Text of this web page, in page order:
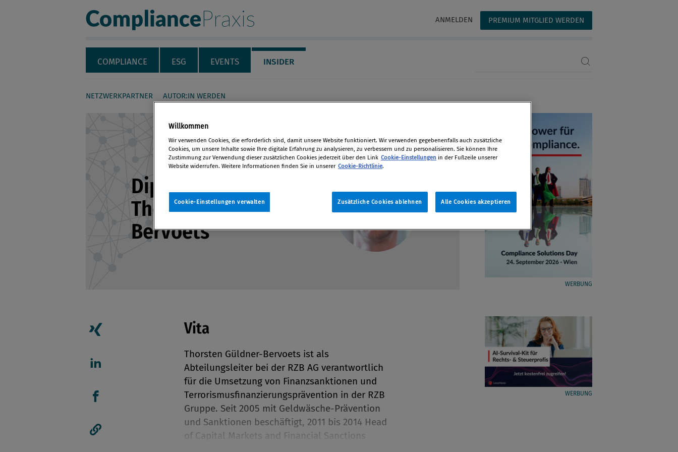
Compliance Praxis
Servicenavigation
ANMELDEN PREMIUM MITGLIED WERDEN
COMPLIANCE ESG EVENTS INSIDER
NETZWERKPARTNER AUTOR:IN WERDEN
Dipl.-Kfm. Dr.
Thorsten Güldner-
Bervoets
Artikel auf linkedIn teilen
Artikel auf Facebook teilen
Vita
Thorsten Güldner-Bervoets ist als
Abteilungsleiter bei der RZB AG verantwortlich
für die Umsetzung von Finanzsanktionen und
Terrorismusfinanzierungsprävention in der RZB
Gruppe. Seit 2005 mit Geldwäsche-Prävention
und Sanktionen beschäftigt, 2011 bis 2014 Head
of Capital Markets and Financial Sanctions
WERBUNG
WERBUNG
Willkommen
Wir verwenden Cookies, die erforderlich sind, damit unsere Website funktioniert. Wir verwenden gegebenenfalls auch zusätzliche
Cookies, um unsere Inhalte sowie Ihre digitale Erfahrung zu analysieren, zu verbessern und zu personalisieren. Sie können Ihre
Zustimmung zur Verwendung dieser zusätzlichen Cookies jederzeit über den Link Cookie-Einstellungen in der Fußzeile unserer
Website widerrufen. Weitere Informationen finden Sie in unserer Cookie-Richtlinie.
Zusätzliche Cookies ablehnen Alle Cookies akzeptieren
Cookie-Einstellungen verwalten